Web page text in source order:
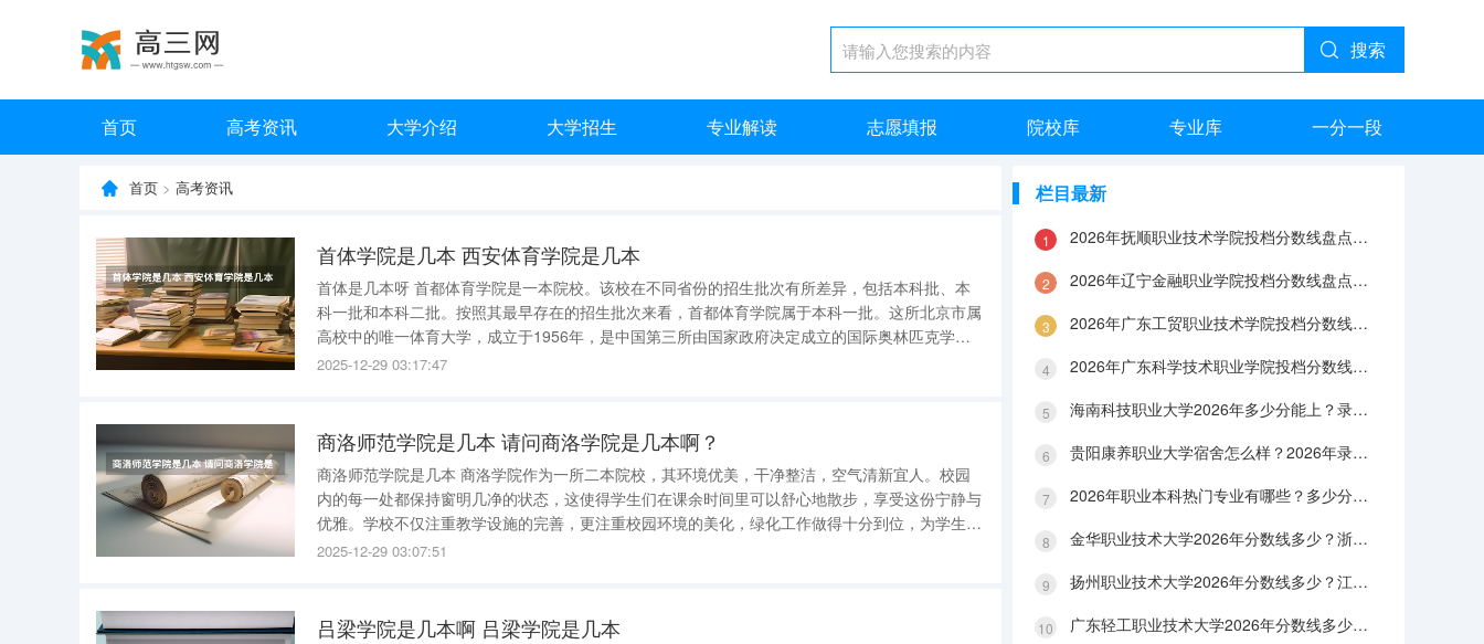
搜索
首页 高考资讯 大学介绍 大学招生 专业解读 志愿填报 院校库 专业库 一分一段
首页 > 高考资讯
首体学院是几本 西安体育学院是几本
首体是几本呀 首都体育学院是一本院校。该校在不同省份的招生批次有所差异，包括本科批、本
科一批和本科二批。按照其最早存在的招生批次来看，首都体育学院属于本科一批。这所北京市属
高校中的唯一体育大学，成立于1956年，是中国第三所由国家政府决定成立的国际奥林匹克学
院。首都体育学院在2022年北京冬奥会和冬残奥会中扮演了重要角色，是第一个获得人文遗产称
2025-12-29 03:17:47
商洛师范学院是几本 请问商洛学院是几本啊？
商洛师范学院是几本 商洛学院作为一所二本院校，其环境优美，干净整洁，空气清新宜人。校园
内的每一处都保持窗明几净的状态，这使得学生们在课余时间里可以舒心地散步，享受这份宁静与
优雅。学校不仅注重教学设施的完善，更注重校园环境的美化，绿化工作做得十分到位，为学生们
提供了一个舒适的学习与生活环境。 商洛学院汇聚了来自全国各地的学生，校园文化多元而丰
2025-12-29 03:07:51
吕梁学院是几本啊 吕梁学院是几本
栏目最新
2026年抚顺职业技术学院投档分数线盘点：录取分数、生活与就业指南
2026年辽宁金融职业学院投档分数线盘点：录取分数、生活与就业指南
2026年广东工贸职业技术学院投档分数线盘点：录取分数、生活与就业指南
2026年广东科学技术职业学院投档分数线盘点：录取分数、生活与就业指南
海南科技职业大学2026年多少分能上？录取分数线与生活成本解答
贵阳康养职业大学宿舍怎么样？2026年录取分数、费用及入学手续
2026年职业本科热门专业有哪些？多少分能上？绿牌专业有哪些？
金华职业技术大学2026年分数线多少？浙江考生563分能上吗？机械专业好就业吗？
扬州职业技术大学2026年分数线多少？江苏考生528分能上吗？医养照护好就业吗？
广东轻工职业技术大学2026年分数线多少？广东考生542分能上吗？